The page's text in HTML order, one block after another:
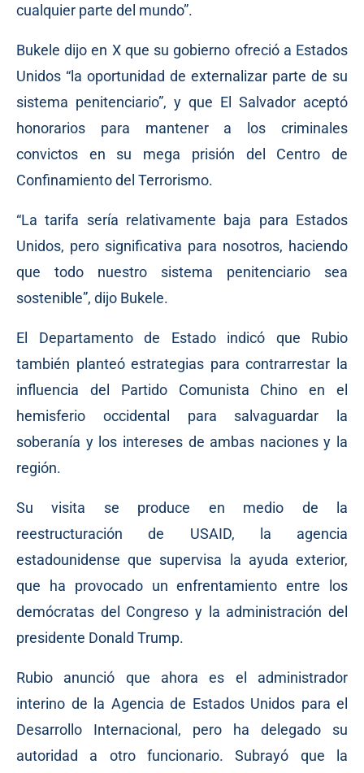
cualquier parte del mundo”.
Bukele dijo en X que su gobierno ofreció a Estados
Unidos “la oportunidad de externalizar parte de su
sistema penitenciario”, y que El Salvador aceptó
honorarios para mantener a los criminales
convictos en su mega prisión del Centro de
Confinamiento del Terrorismo.
“La tarifa sería relativamente baja para Estados
Unidos, pero significativa para nosotros, haciendo
que todo nuestro sistema penitenciario sea
sostenible”, dijo Bukele.
El Departamento de Estado indicó que Rubio
también planteó estrategias para contrarrestar la
influencia del Partido Comunista Chino en el
hemisferio occidental para salvaguardar la
soberanía y los intereses de ambas naciones y la
región.
Su visita se produce en medio de la
reestructuración de USAID, la agencia
estadounidense que supervisa la ayuda exterior,
que ha provocado un enfrentamiento entre los
demócratas del Congreso y la administración del
presidente Donald Trump.
Rubio anunció que ahora es el administrador
interino de la Agencia de Estados Unidos para el
Desarrollo Internacional, pero ha delegado su
autoridad a otro funcionario. Subrayó que la